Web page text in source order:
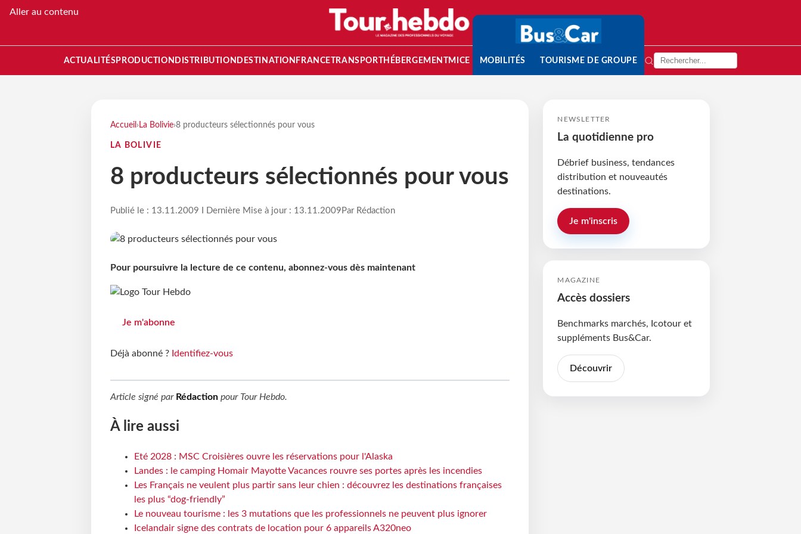
Aller au contenu
ACTUALITÉS PRODUCTION DISTRIBUTION DESTINATION FRANCETRANSPORT HÉBERGEMENTMICE MOBILITÉS TOURISME DE GROUPE
Accueil › La Bolivie›8 producteurs sélectionnés pour vous
LA BOLIVIE
8 producteurs sélectionnés pour vous
Publié le : 13.11.2009 I Dernière Mise à jour : 13.11.2009 Par Rédaction
Pour poursuivre la lecture de ce contenu, abonnez-vous dès maintenant
Je m'abonne
Déjà abonné ? Identifiez-vous
Article signé par Rédactionpour Tour Hebdo.
À lire aussi
Eté 2028 : MSC Croisières ouvre les réservations pour l'Alaska
Landes : le camping Homair Mayotte Vacances rouvre ses portes après les incendies
Les Français ne veulent plus partir sans leur chien : découvrez les destinations françaises
les plus “dog-friendly”
Le nouveau tourisme : les 3 mutations que les professionnels ne peuvent plus ignorer
Icelandair signe des contrats de location pour 6 appareils A320neo
NEWSLETTER
La quotidienne pro
Débrief business, tendances
distribution et nouveautés
destinations.
Je m'inscris
MAGAZINE
Accès dossiers
Benchmarks marchés, Icotour et
suppléments Bus&Car.
Découvrir